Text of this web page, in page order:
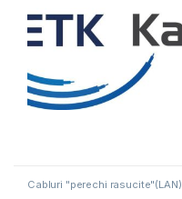
Cabluri "perechi rasucite"(LAN)